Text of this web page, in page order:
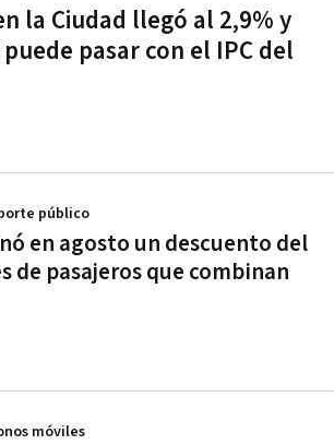
la Ciudad llegó al 2,9% y
pasar con el IPC del
en agosto un descuento del
de pasajeros que combinan
público
móviles